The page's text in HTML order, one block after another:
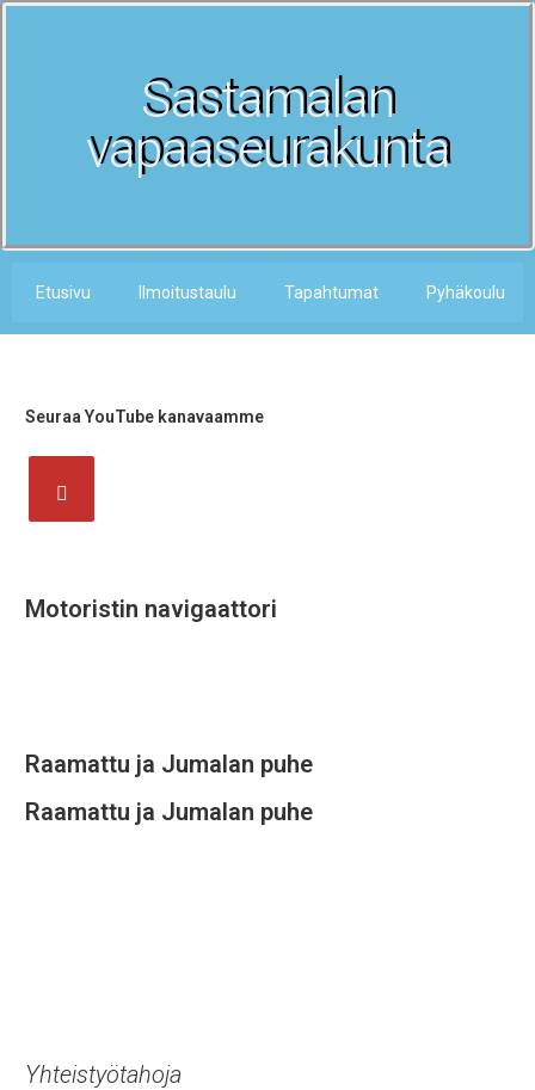
Sastamalan
vapaaseurakunta
Etusivu Ilmoitustaulu Tapahtumat Pyhäkoulu
Seuraa YouTube kanavaamme
Motoristin navigaattori
Raamattu ja Jumalan puhe
Raamattu ja Jumalan puhe
Yhteistyötahoja